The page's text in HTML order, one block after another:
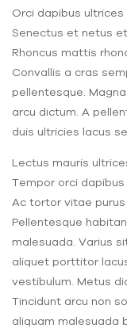
Orci dapibus
Senectus et netus
Rhoncus mattis
Convallis a cras
pellentesque.
arcu dictum. A
duis ultricies lacus
Lectus mauris
Tempor orci dapibus
Ac tortor vitae purus
Pellentesque
malesuada. Varius
aliquet porttitor
vestibulum. Metus
Tincidunt arcu non
aliquam malesuada